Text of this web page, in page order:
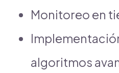
Monitoreo en
algoritmos